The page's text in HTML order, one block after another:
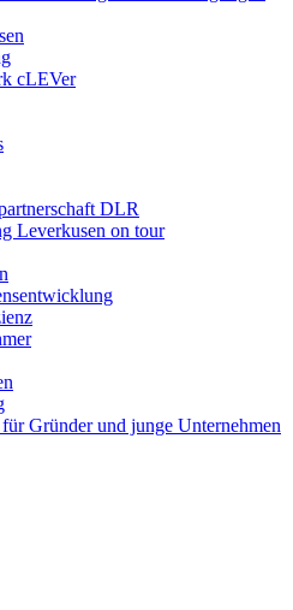
cLEVer
DLR
Leverkusen on tour
Gründer und junge Unternehmen